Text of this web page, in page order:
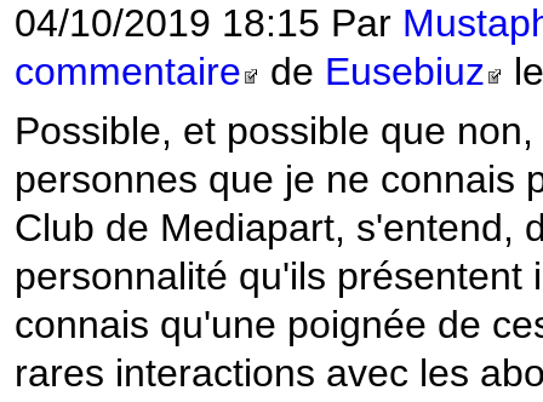
04/10/2019 18:15 Par
commentaire
de Eusebiuz
Possible, et possible que
personnes que je ne connais
Club de Mediapart, s'entend,
personnalité qu'ils
connais qu'une poignée de
rares interactions avec les